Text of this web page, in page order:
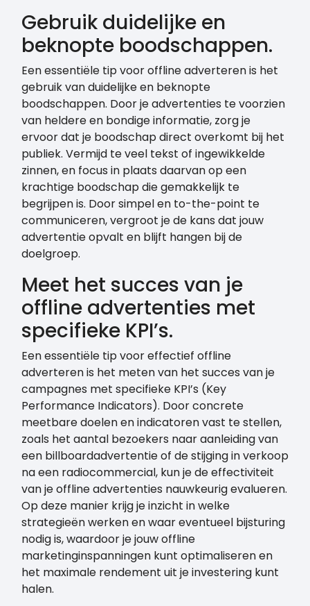
Gebruik duidelijke en
beknopte boodschappen.
Een essentiële tip voor offline adverteren is het
gebruik van duidelijke en beknopte
boodschappen. Door je advertenties te voorzien
van heldere en bondige informatie, zorg je
ervoor dat je boodschap direct overkomt bij het
publiek. Vermijd te veel tekst of ingewikkelde
zinnen, en focus in plaats daarvan op een
krachtige boodschap die gemakkelijk te
begrijpen is. Door simpel en to-the-point te
communiceren, vergroot je de kans dat jouw
advertentie opvalt en blijft hangen bij de
doelgroep.
Meet het succes van je
offline advertenties met
specifieke KPI’s.
Een essentiële tip voor effectief offline
adverteren is het meten van het succes van je
campagnes met specifieke KPI’s (Key
Performance Indicators). Door concrete
meetbare doelen en indicatoren vast te stellen,
zoals het aantal bezoekers naar aanleiding van
een billboardadvertentie of de stijging in verkoop
na een radiocommercial, kun je de effectiviteit
van je offline advertenties nauwkeurig evalueren.
Op deze manier krijg je inzicht in welke
strategieën werken en waar eventueel bijsturing
nodig is, waardoor je jouw offline
marketinginspanningen kunt optimaliseren en
het maximale rendement uit je investering kunt
halen.